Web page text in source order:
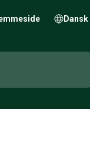
Dansk